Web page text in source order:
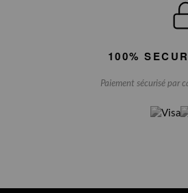
100%
Paiement sécurisé par